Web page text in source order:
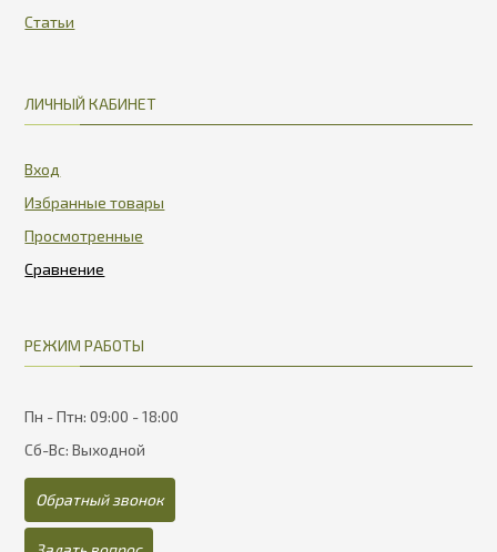
Статьи
ЛИЧНЫЙ КАБИНЕТ
Вход
Избранные товары
Просмотренные
РЕЖИМ РАБОТЫ
Пн - Птн: 09:00 - 18:00
Сб-Вс: Выходной
Обратный звонок